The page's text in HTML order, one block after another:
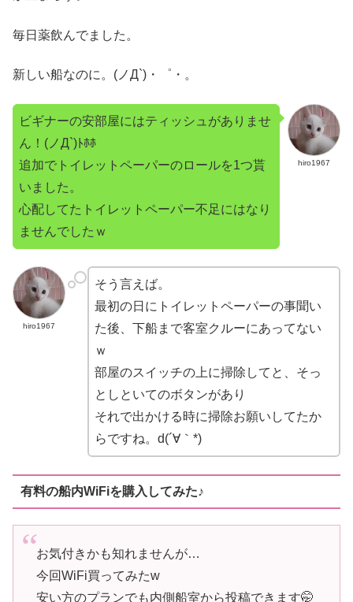
毎日薬飲んでました。
新しい船なのに。(ノД`)・゜・。
hiro1967
ビギナーの安部屋にはティッシュがありませ
ん！(ノД`)ﾄﾎﾎ
追加でトイレットペーパーのロールを1つ貰
いました。
心配してたトイレットペーパー不足にはなり
ませんでしたｗ
hiro1967
そう言えば。
最初の日にトイレットペーパーの事聞い
た後、下船まで客室クルーにあってない
ｗ
部屋のスイッチの上に掃除してと、そっ
としといてのボタンがあり
それで出かける時に掃除お願いしてたか
らですね。d(´∀｀*)
有料の船内WiFiを購入してみた♪
お気付きかも知れませんが…
今回WiFi買ってみたw
安い方のプランでも内側船室から投稿できます🤭